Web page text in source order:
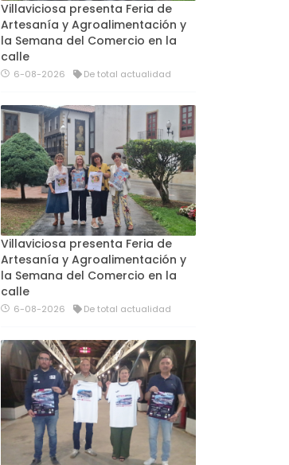
Villaviciosa presenta Feria de
Artesanía y Agroalimentación y
la Semana del Comercio en la
calle
6-08-2026 De total actualidad
Villaviciosa presenta Feria de
Artesanía y Agroalimentación y
la Semana del Comercio en la
calle
6-08-2026 De total actualidad